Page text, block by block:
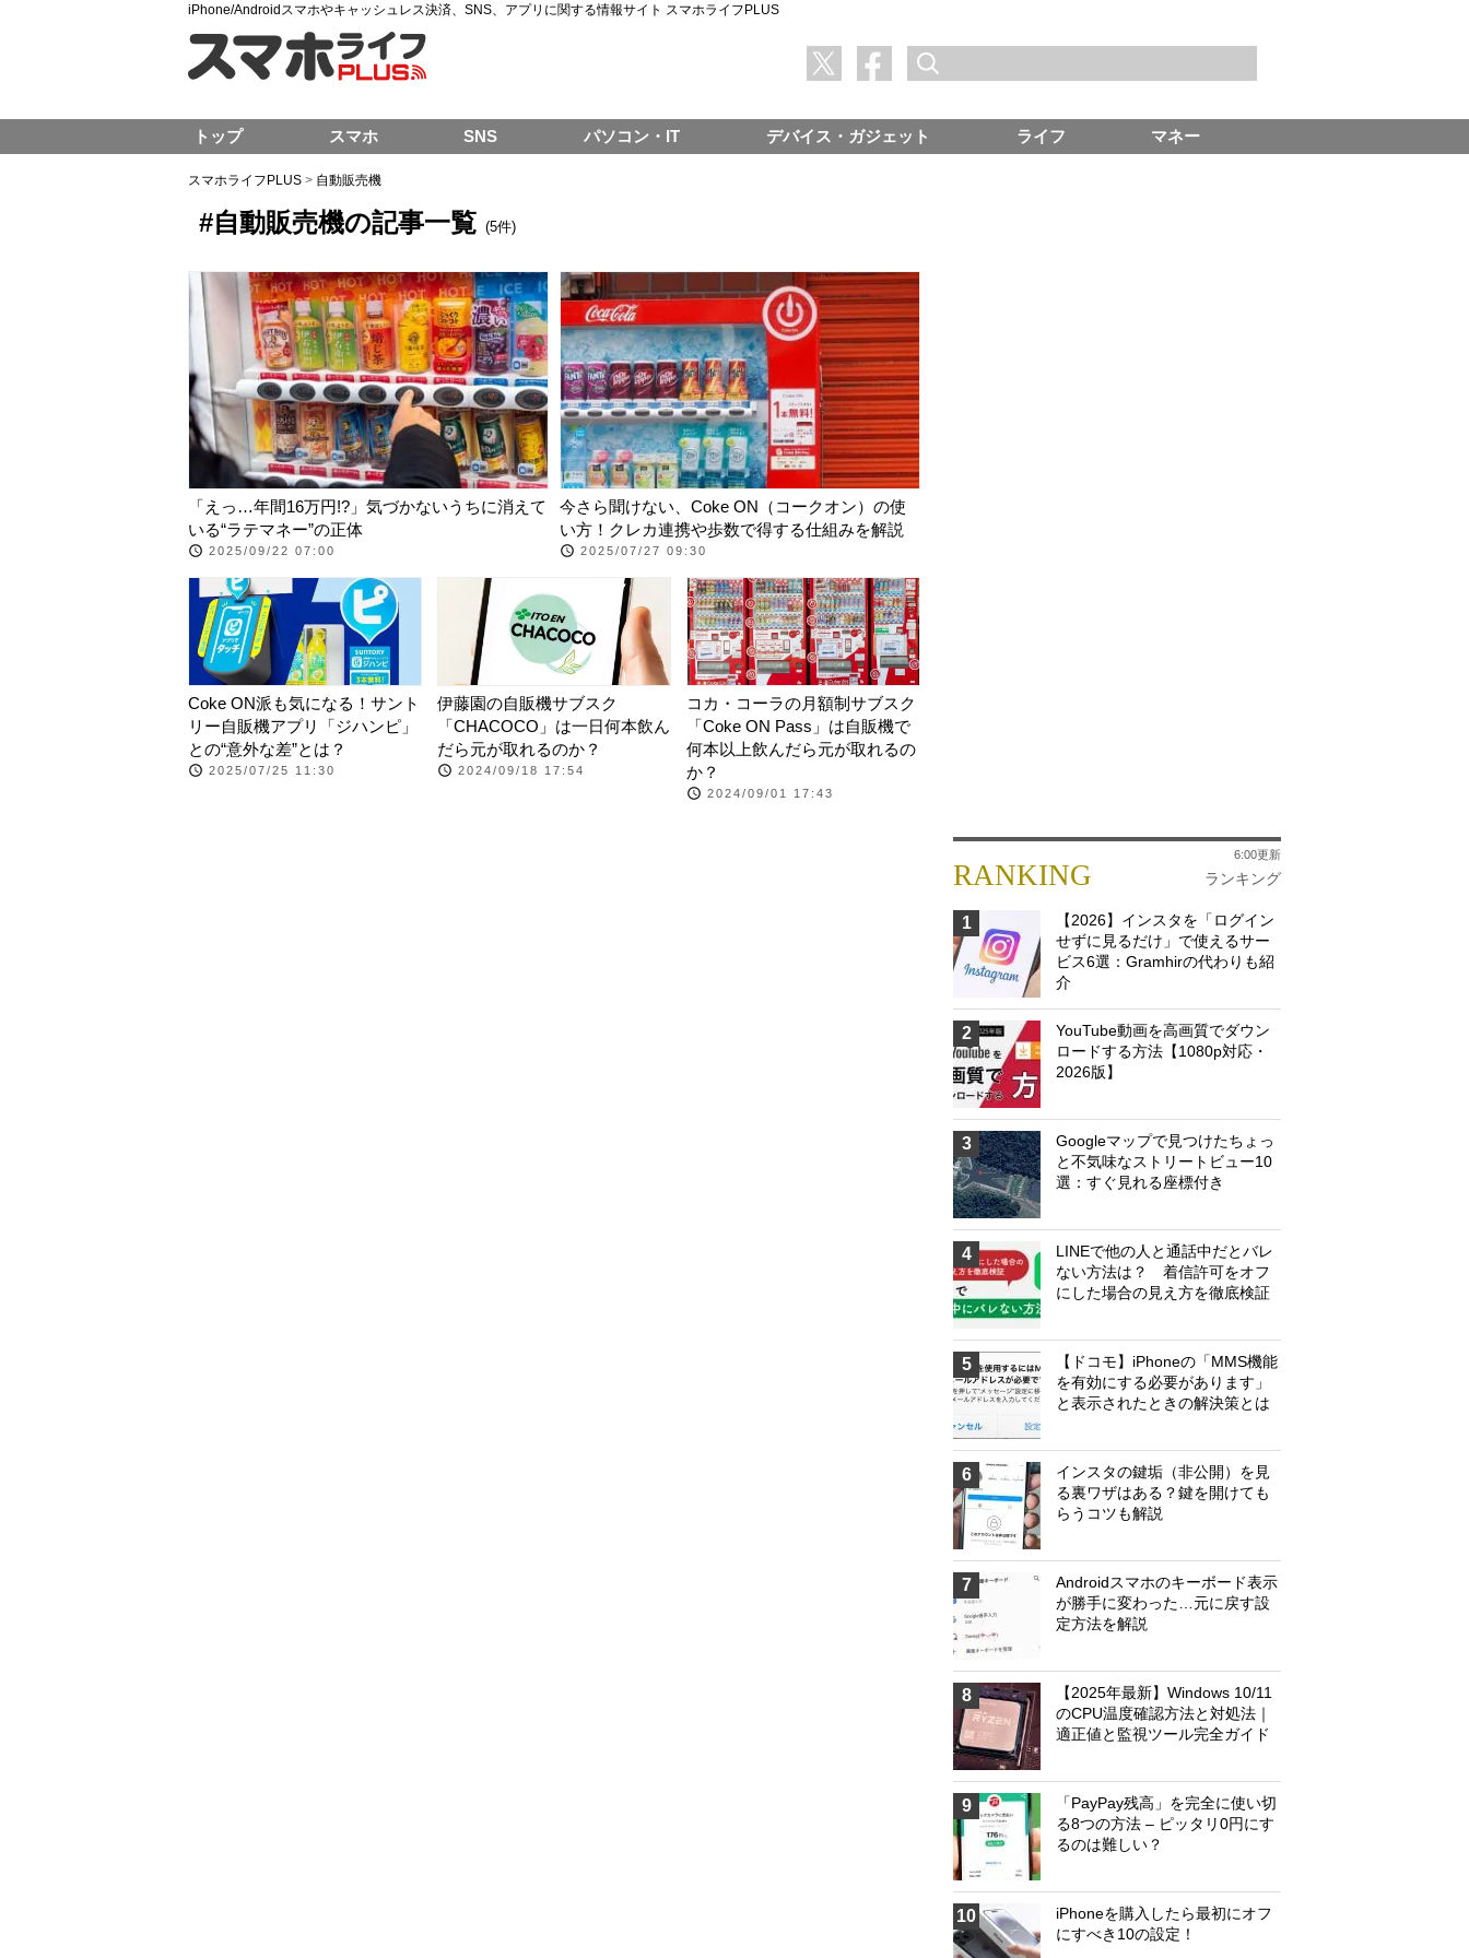
iPhone/Androidスマホやキャッシュレス決済、SNS、アプリに関する情報サイト スマホライフPLUS
スマホライフPLUS > 自動販売機
#自動販売機の記事一覧 (5件)
「えっ…年間16万円!?」気づかないうちに消えて
いる“ラテマネー”の正体
2025/09/22 07:00
今さら聞けない、Coke ON（コークオン）の使
い方！クレカ連携や歩数で得する仕組みを解説
2025/07/27 09:30
Coke ON派も気になる！サント
リー自販機アプリ「ジハンピ」
との“意外な差”とは？
2025/07/25 11:30
伊藤園の自販機サブスク
「CHACOCO」は一日何本飲ん
だら元が取れるのか？
2024/09/18 17:54
コカ・コーラの月額制サブスク
「Coke ON Pass」は自販機で
何本以上飲んだら元が取れるの
か？
2024/09/01 17:43
RANKING ランキング
6:00更新
1
【2026】インスタを「ログイン
せずに見るだけ」で使えるサー
ビス6選：Gramhirの代わりも紹
介
2
YouTube動画を高画質でダウン
ロードする方法【1080p対応・
2026版】
3
Googleマップで見つけたちょっ
と不気味なストリートビュー10
選：すぐ見れる座標付き
4
LINEで他の人と通話中だとバレ
ない方法は？ 着信許可をオフ
にした場合の見え方を徹底検証
5
【ドコモ】iPhoneの「MMS機能
を有効にする必要があります」
と表示されたときの解決策とは
6
インスタの鍵垢（非公開）を見
る裏ワザはある？鍵を開けても
らうコツも解説
7
Androidスマホのキーボード表示
が勝手に変わった…元に戻す設
定方法を解説
8
【2025年最新】Windows 10/11
のCPU温度確認方法と対処法｜
適正値と監視ツール完全ガイド
9
「PayPay残高」を完全に使い切
る8つの方法 – ピッタリ0円にす
るのは難しい？
10
iPhoneを購入したら最初にオフ
にすべき10の設定！
トップ スマホ SNS パソコン・IT デバイス・ガジェット ライフ マネー